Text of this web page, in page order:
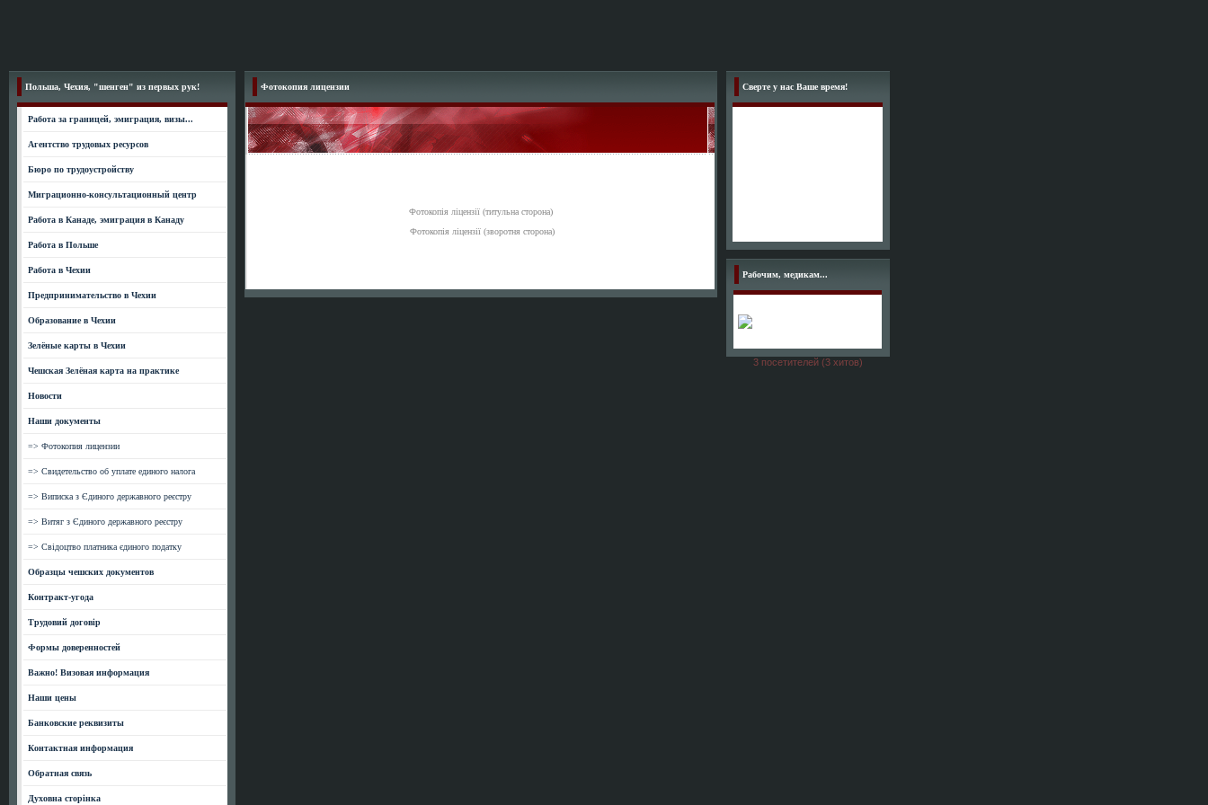
Польша, Чехия, "шенген" из первых рук!
Работа за границей, эмиграция, визы...
Агентство трудовых ресурсов
Бюро по трудоустройству
Миграционно-консультационный центр
Работа в Канаде, эмиграция в Канаду
Работа в Польше
Работа в Чехии
Предпринимательство в Чехии
Образование в Чехии
Зелёные карты в Чехии
Чешская Зелёная карта на практике
Новости
Наши документы
=> Фотокопия лицензии
=> Свидетельство об уплате единого налога
=> Виписка з Єдиного державного реєстру
=> Витяг з Єдиного державного реєстру
=> Свідоцтво платника єдиного податку
Образцы чешских документов
Контракт-угода
Трудовий договір
Формы доверенностей
Важно! Визовая информация
Наши цены
Банковские реквизиты
Контактная информация
Обратная связь
Духовна сторінка
Фотокопия лицензии
Фотокопія ліцензії (титульна сторона)
Фотокопія ліцензії (зворотня сторона)
Сверте у нас Ваше время!
Рабочим, медикам...
3 посетителей (3 хитов)